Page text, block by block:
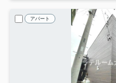
アパート